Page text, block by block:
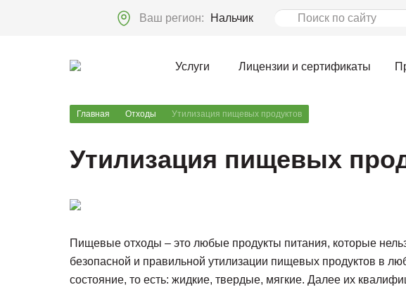
Ваш регион: Нальчик
Услуги Лицензии и сертификаты
Главная Отходы Утилизация пищевых продуктов
Утилизация пищевых
Пищевые отходы – это любые продукты питания, которые
безопасной и правильной утилизации пищевых продуктов в
состояние, то есть: жидкие, твердые, мягкие. Далее их